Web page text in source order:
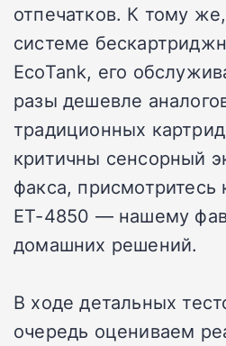
отпечатков. К тому
системе
EcoTank, его
разы дешевле
традиционных
критичны сенсорный
факса, присмотритесь
ET-4850 — нашему
домашних решений.
В ходе детальных
очередь оцениваем